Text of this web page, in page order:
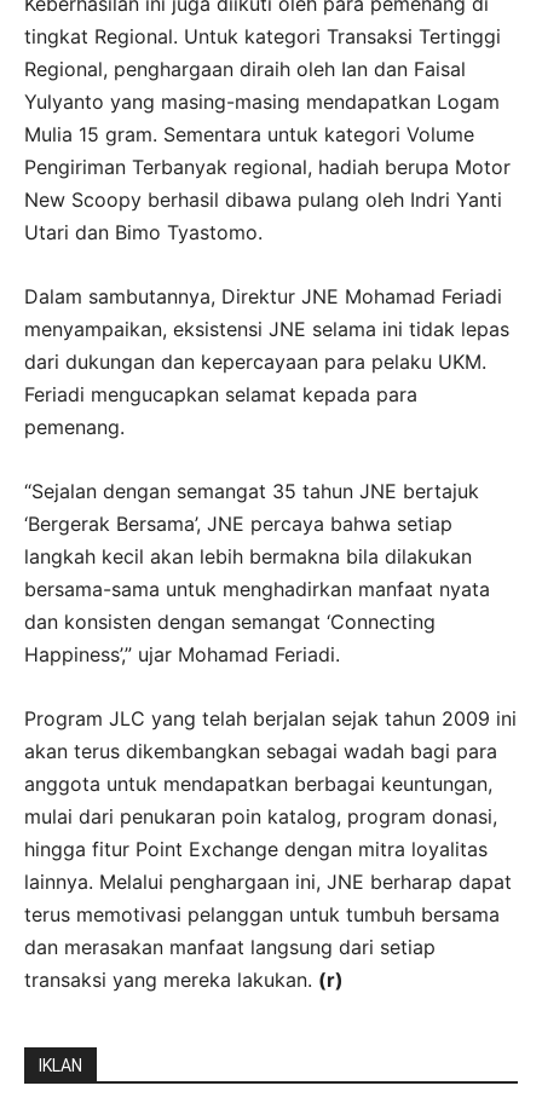
tingkat Regional. Untuk kategori Transaksi Tertinggi
Regional, penghargaan diraih oleh Ian dan Faisal
Yulyanto yang masing-masing mendapatkan Logam
Mulia 15 gram. Sementara untuk kategori Volume
Pengiriman Terbanyak regional, hadiah berupa Motor
New Scoopy berhasil dibawa pulang oleh Indri Yanti
Utari dan Bimo Tyastomo.
Dalam sambutannya, Direktur JNE Mohamad Feriadi
menyampaikan, eksistensi JNE selama ini tidak lepas
dari dukungan dan kepercayaan para pelaku UKM.
Feriadi mengucapkan selamat kepada para
pemenang.
“Sejalan dengan semangat 35 tahun JNE bertajuk
‘Bergerak Bersama’, JNE percaya bahwa setiap
langkah kecil akan lebih bermakna bila dilakukan
bersama-sama untuk menghadirkan manfaat nyata
dan konsisten dengan semangat ‘Connecting
Happiness’,” ujar Mohamad Feriadi.
Program JLC yang telah berjalan sejak tahun 2009 ini
akan terus dikembangkan sebagai wadah bagi para
anggota untuk mendapatkan berbagai keuntungan,
mulai dari penukaran poin katalog, program donasi,
hingga fitur Point Exchange dengan mitra loyalitas
lainnya. Melalui penghargaan ini, JNE berharap dapat
terus memotivasi pelanggan untuk tumbuh bersama
dan merasakan manfaat langsung dari setiap
transaksi yang mereka lakukan. (r)
IKLAN